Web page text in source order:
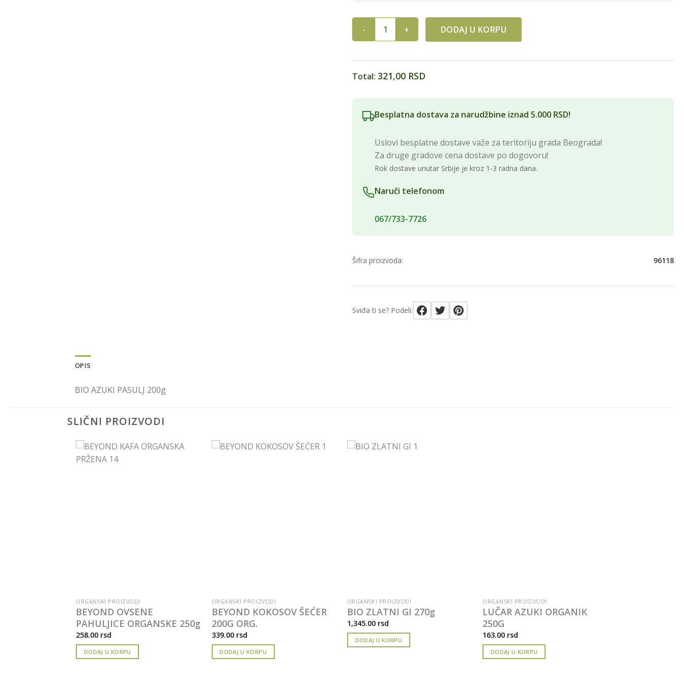
BIO AZUKI PASULJ 200g quantityDODAJ U KORPU
Total: 321,00 RSD
Besplatna dostava za narudžbine iznad 5.000 RSD!
Uslovi besplatne dostave važe za teritoriju grada Beograda!
Za druge gradove cena dostave po dogovoru!
Rok dostave unutar Srbije je kroz 1-3 radna dana.
Naruči telefonom
067/733-7726
Šifra proizvoda: 96118
Sviđa ti se? Podeli:
OPIS
BIO AZUKI PASULJ 200g
SLIČNI PROIZVODI
ORGANSKI PROIZVODI
BEYOND OVSENE
PAHULJICE ORGANSKE 250g
258.00 rsd
DODAJ U KORPU
ORGANSKI PROIZVODI
BEYOND KOKOSOV ŠEĆER
200G ORG.
339.00 rsd
DODAJ U KORPU
ORGANSKI PROIZVODI
BIO ZLATNI GI 270g
1,345.00 rsd
DODAJ U KORPU
ORGANSKI PROIZVODI
LUČAR AZUKI ORGANIK
250G
163.00 rsd
DODAJ U KORPU